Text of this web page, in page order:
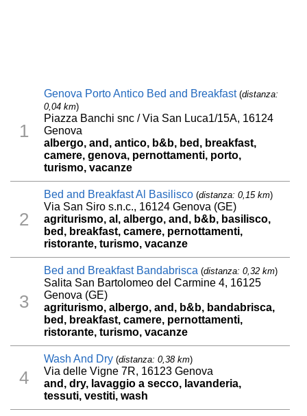
1
Genova Porto Antico Bed and Breakfast(distanza:
0,04 km)
Piazza Banchi snc / Via San Luca1/15A, 16124
Genova
albergo, and, antico, b&b, bed, breakfast,
camere, genova, pernottamenti, porto,
turismo, vacanze
2
Bed and Breakfast Al Basilisco (distanza: 0,15 km)
Via San Siro s.n.c., 16124 Genova (GE)
agriturismo, al, albergo, and, b&b, basilisco,
bed, breakfast, camere, pernottamenti,
ristorante, turismo, vacanze
3
Bed and Breakfast Bandabrisca (distanza: 0,32 km)
Salita San Bartolomeo del Carmine 4, 16125
Genova (GE)
agriturismo, albergo, and, b&b, bandabrisca,
bed, breakfast, camere, pernottamenti,
ristorante, turismo, vacanze
4
Wash And Dry (distanza: 0,38 km)
Via delle Vigne 7R, 16123 Genova
and, dry, lavaggio a secco, lavanderia,
tessuti, vestiti, wash